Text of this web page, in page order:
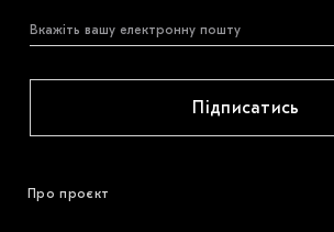
Підписатись
Про проєкт